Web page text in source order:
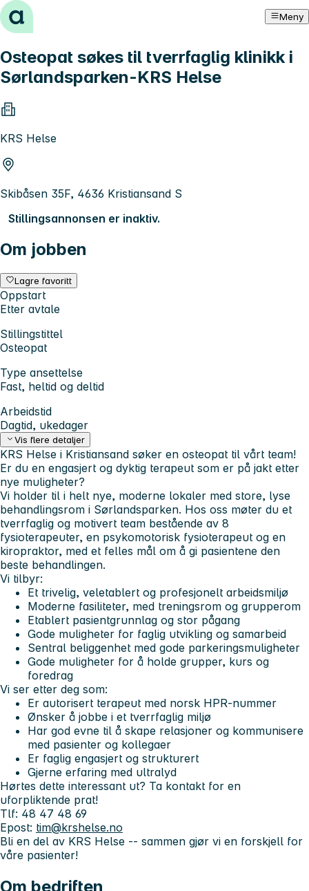
Hopp til innhold Meny
Osteopat søkes til tverrfaglig klinikk i
Sørlandsparken-KRS Helse
KRS Helse
Skibåsen 35F, 4636 Kristiansand S
Stillingsannonsen er inaktiv.
Om jobben
Lagre favoritt
Oppstart
Etter avtale
Stillingstittel
Osteopat
Type ansettelse
Fast, heltid og deltid
Arbeidstid
Dagtid, ukedager
Vis flere detaljer
KRS Helse i Kristiansand søker en osteopat til vårt team!
Er du en engasjert og dyktig terapeut som er på jakt etter
nye muligheter?
Vi holder til i helt nye, moderne lokaler med store, lyse
behandlingsrom i Sørlandsparken. Hos oss møter du et
tverrfaglig og motivert team bestående av 8
fysioterapeuter, en psykomotorisk fysioterapeut og en
kiropraktor, med et felles mål om å gi pasientene den
beste behandlingen.
Vi tilbyr:
Et trivelig, veletablert og profesjonelt arbeidsmiljø
Moderne fasiliteter, med treningsrom og grupperom
Etablert pasientgrunnlag og stor pågang
Gode muligheter for faglig utvikling og samarbeid
Sentral beliggenhet med gode parkeringsmuligheter
Gode muligheter for å holde grupper, kurs og
foredrag
Vi ser etter deg som:
Er autorisert terapeut med norsk HPR-nummer
Ønsker å jobbe i et tverrfaglig miljø
Har god evne til å skape relasjoner og kommunisere
med pasienter og kollegaer
Er faglig engasjert og strukturert
Gjerne erfaring med ultralyd
Hørtes dette interessant ut? Ta kontakt for en
uforpliktende prat!
Tlf: 48 47 48 69
Epost: tim@krshelse.no
Bli en del av KRS Helse -- sammen gjør vi en forskjell for
våre pasienter!
Om bedriften